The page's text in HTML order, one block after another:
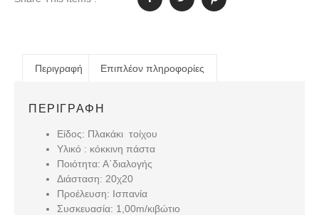
Περιγραφή Επιπλέον πληροφορίες
ΠΕΡΙΓΡΑΦΉ
Είδος: Πλακάκι τοίχου
Υλικό : κόκκινη πάστα
Ποιότητα: Α΄διαλογής
Διάσταση: 20χ20
Προέλευση: Ισπανία
Συσκευασία: 1,00m/κιβώτιο